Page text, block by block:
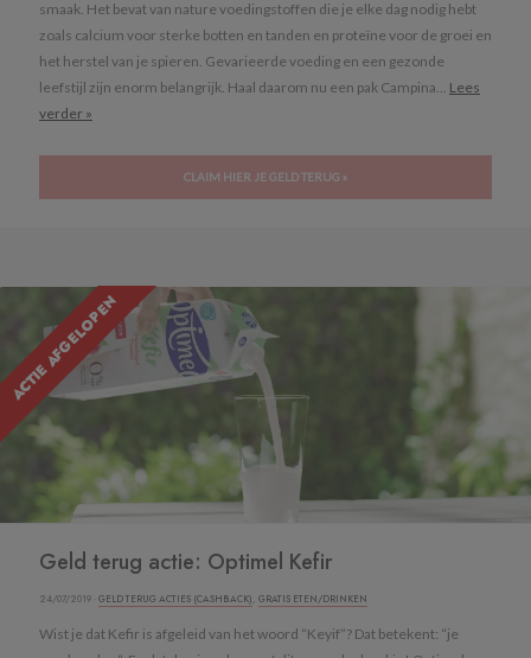
smaak. Het bevat van nature voedingstoffen die je elke dag nodig hebt
zoals calcium voor sterke botten en tanden en proteïne voor de groei en
het herstel van je spieren. Gevarieerde voeding en een gezonde
leefstijl zijn enorm belangrijk. Haal daarom nu een pak Campina... Lees
verder »
CLAIM HIER JE GELD TERUG »
ACTIE AFGELOPEN
Geld terug actie: Optimel Kefir
24/07/2019 · GELD TERUG ACTIES (CASHBACK), GRATIS ETEN/DRINKEN
Wist je dat Kefir is afgeleid van het woord “Keyif”? Dat betekent: “je